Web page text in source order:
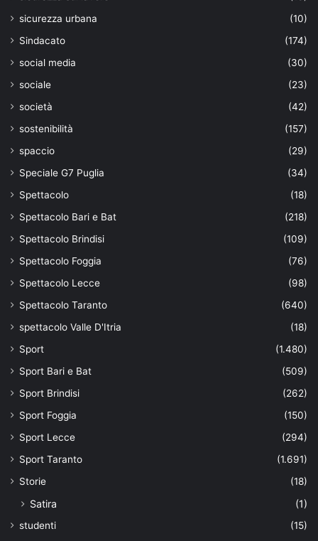
sicurezza urbana
(10)
Sindacato
(174)
social media
(30)
sociale
(23)
società
(42)
sostenibilità
(157)
spaccio
(29)
Speciale G7 Puglia
(34)
Spettacolo
(18)
Spettacolo Bari e Bat
(218)
Spettacolo Brindisi
(109)
Spettacolo Foggia
(76)
Spettacolo Lecce
(98)
Spettacolo Taranto
(640)
spettacolo Valle D'Itria
(18)
Sport
(1.480)
Sport Bari e Bat
(509)
Sport Brindisi
(262)
Sport Foggia
(150)
Sport Lecce
(294)
Sport Taranto
(1.691)
Storie
(18)
Satira (1)
studenti
(15)